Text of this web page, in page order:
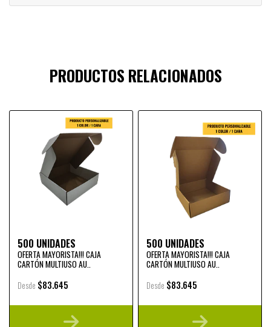
PRODUCTOS RELACIONADOS
500 UNIDADES
OFERTA MAYORISTA!!! CAJA
CARTÓN MULTIUSO AU..
Desde $83.645
500 UNIDADES
OFERTA MAYORISTA!!! CAJA
CARTÓN MULTIUSO AU..
Desde $83.645